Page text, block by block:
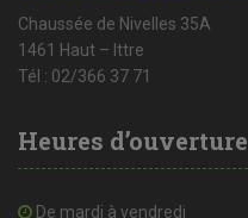
Chaussée de Nivelles 35A
1461 Haut – Ittre
Tél : 02/366 37 71
Heures d’ouverture
De mardi à vendredi